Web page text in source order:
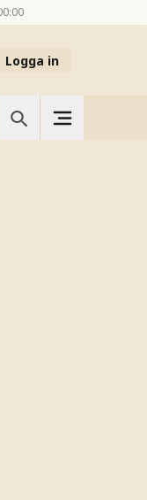
Logga in